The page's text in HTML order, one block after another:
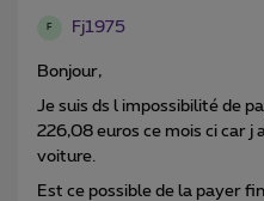
F Fj1975
Bonjour,
Je suis ds l impossibilité de
226,08 euros ce mois ci car j
voiture.
Est ce possible de la payer